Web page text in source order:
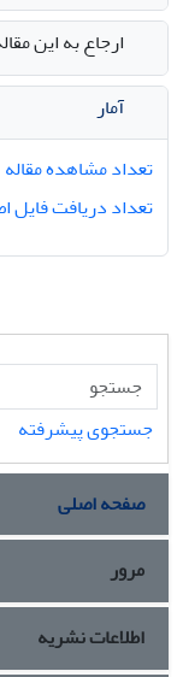
ارجاع به این
آمار
تعداد مشاهده مقاله
تعداد دریافت فایل
جستجوی پیشرفته
صفحه اصلی
مرور
اطلاعات نشریه